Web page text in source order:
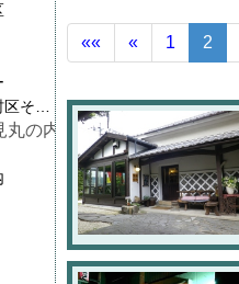
«« « 1 2
の他
丸の内/泉/東桜/新栄